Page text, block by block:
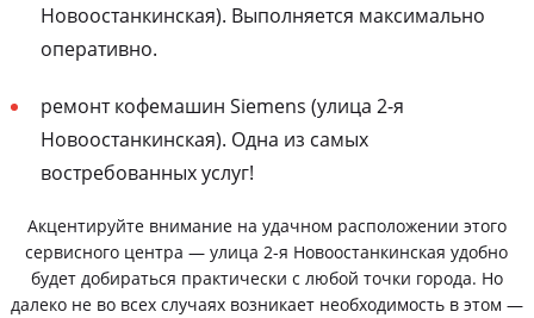
Новоостанкинская). Выполняется максимально
оперативно.
ремонт кофемашин Siemens (улица 2-я
Новоостанкинская). Одна из самых
востребованных услуг!
Акцентируйте внимание на удачном расположении этого
сервисного центра — улица 2-я Новоостанкинская удобно
будет добираться практически с любой точки города. Но
далеко не во всех случаях возникает необходимость в этом —